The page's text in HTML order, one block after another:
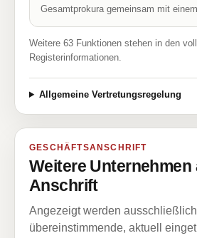
Gesamtprokura gemeinsam mit
Weitere 63 Funktionen stehen in den
Registerinformationen.
Allgemeine Vertretungsregelung
GESCHÄFTSANSCHRIFT
Weitere Unternehmen
Anschrift
Angezeigt werden
übereinstimmende, aktuell